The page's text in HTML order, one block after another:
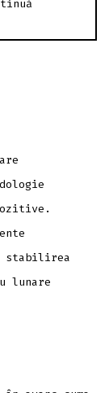
stabilirea
lunare